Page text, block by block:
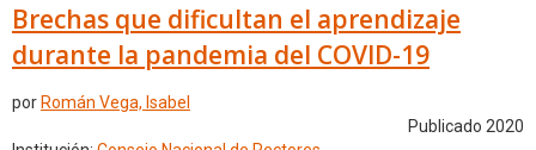
Brechas que dificultan el aprendizaje
durante la pandemia del COVID-19
por Román Vega, Isabel
Publicado 2020